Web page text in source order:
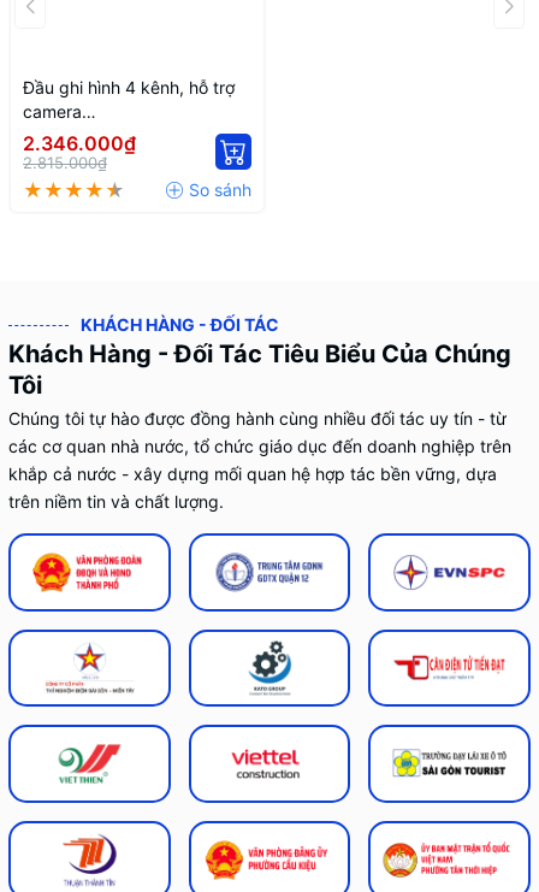
Đầu ghi hình 4 kênh, hỗ trợ
camera
HDCVI/TVI/AHD/Analog/IP
DH-XVR1B08-I-512G
2.346.000₫
2.815.000₫
KHÁCH HÀNG - ĐỐI TÁC
Khách Hàng - Đối Tác Tiêu Biểu Của Chúng
Tôi
Chúng tôi tự hào được đồng hành cùng nhiều đối tác uy tín - từ
các cơ quan nhà nước, tổ chức giáo dục đến doanh nghiệp trên
khắp cả nước - xây dựng mối quan hệ hợp tác bền vững, dựa
trên niềm tin và chất lượng.